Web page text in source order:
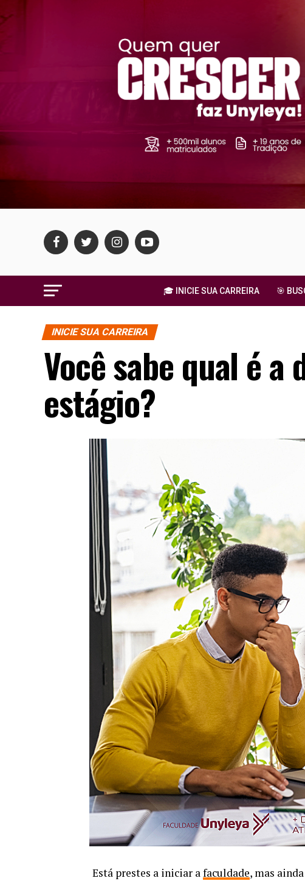
🎓 INICIE SUA CARREIRA 🎯
INICIE SUA CARREIRA
Você sabe qual é
estágio?
Está prestes a iniciar afaculdade, mas